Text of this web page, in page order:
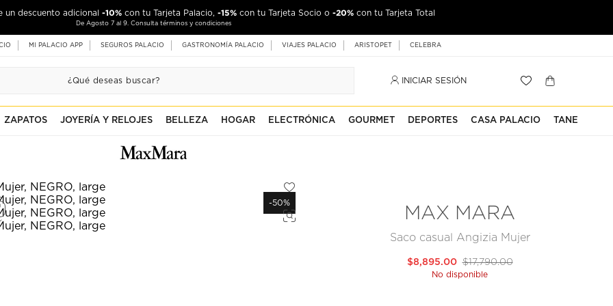
un descuento adicional -10% con tu Tarjeta Palacio, -15% con tu Tarjeta Socio o -20% con tu Tarjeta Total
De Agosto 7 al 9. Consulta términos y condiciones
MI PALACIO APP SEGUROS PALACIO GASTRONOMÍA PALACIO VIAJES PALACIO ARISTOPET CELEBRA
INICIAR SESIÓN
ZAPATOS JOYERÍA Y RELOJES BELLEZA HOGAR ELECTRÓNICA GOURMET DEPORTES CASA PALACIO TANE
-50%
MAX MARA
Saco casual Angizia Mujer
$17,790.00
$8,895.00
No disponible